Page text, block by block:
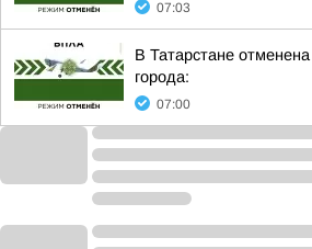
07:03
В Татарстане
города:
07:00